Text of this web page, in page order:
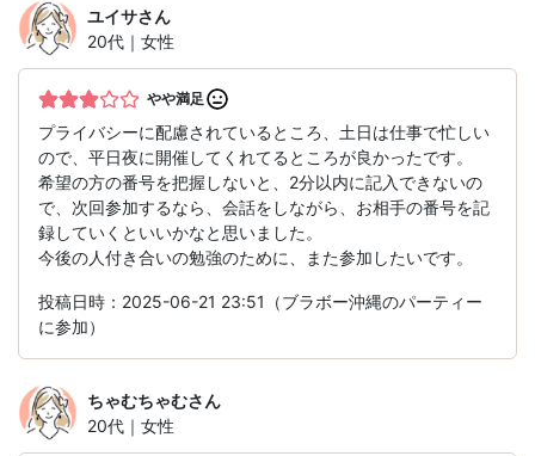
ユイサさん
20代｜女性
やや満足
プライバシーに配慮されているところ、土日は仕事で忙しい
ので、平日夜に開催してくれてるところが良かったです。
希望の方の番号を把握しないと、2分以内に記入できないの
で、次回参加するなら、会話をしながら、お相手の番号を記
録していくといいかなと思いました。
今後の人付き合いの勉強のために、また参加したいです。
投稿日時：2025-06-21 23:51（ブラボー沖縄のパーティー
に参加）
ちゃむちゃむさん
20代｜女性